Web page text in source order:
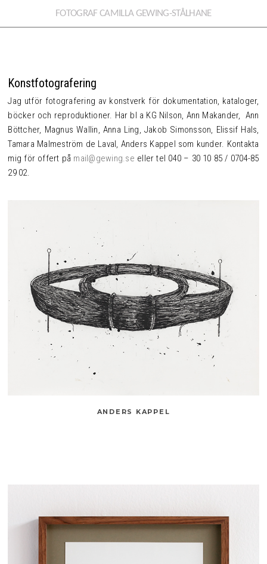
FOTOGRAF CAMILLA GEWING-STÅLHANE
Konstfotografering
Jag utför fotografering av konstverk för dokumentation, kataloger,
böcker och reproduktioner. Har bl a KG Nilson, Ann Makander, Ann
Böttcher, Magnus Wallin, Anna Ling, Jakob Simonsson, Elissif Hals,
Tamara Malmeström de Laval, Anders Kappel som kunder. Kontakta
mig för offert på mail@gewing.se eller tel 040 – 30 10 85 / 0704-85
29 02.
ANDERS KAPPEL